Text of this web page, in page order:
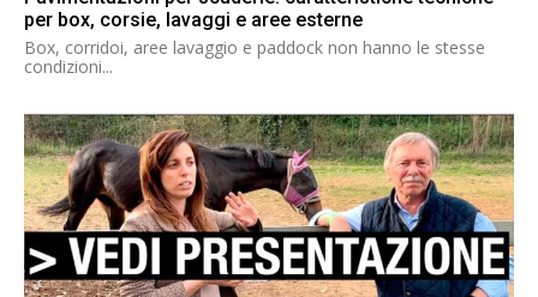
per box, corsie, lavaggi e aree esterne
Box, corridoi, aree lavaggio e paddock non hanno le stesse
condizioni...